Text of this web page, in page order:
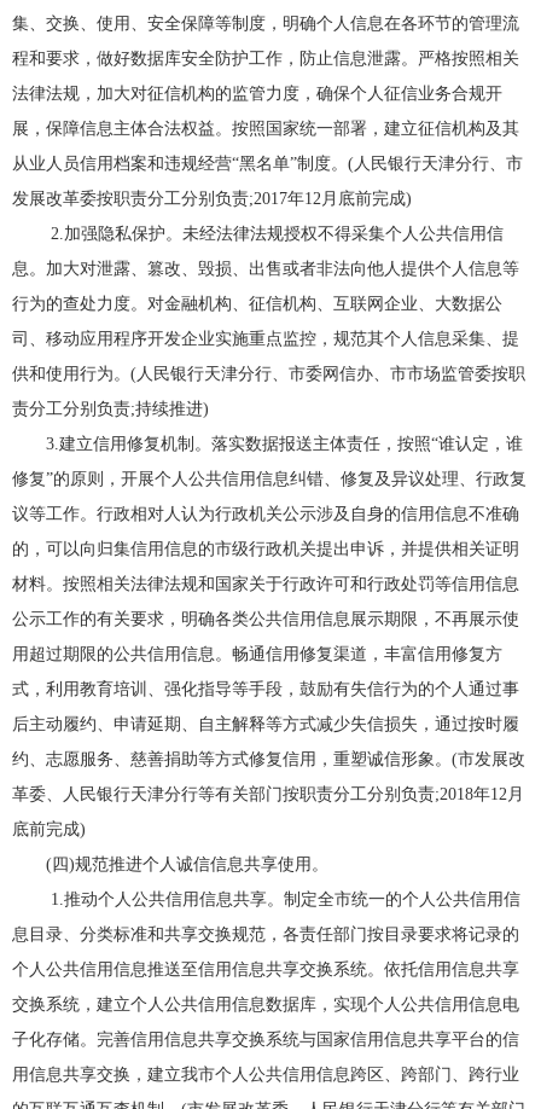
集、交换、使用、安全保障等制度，明确个人信息在各环节的管理流
程和要求，做好数据库安全防护工作，防止信息泄露。严格按照相关
法律法规，加大对征信机构的监管力度，确保个人征信业务合规开
展，保障信息主体合法权益。按照国家统一部署，建立征信机构及其
从业人员信用档案和违规经营“黑名单”制度。(人民银行天津分行、市
发展改革委按职责分工分别负责;2017年12月底前完成)
2.加强隐私保护。未经法律法规授权不得采集个人公共信用信
息。加大对泄露、篡改、毁损、出售或者非法向他人提供个人信息等
行为的查处力度。对金融机构、征信机构、互联网企业、大数据公
司、移动应用程序开发企业实施重点监控，规范其个人信息采集、提
供和使用行为。(人民银行天津分行、市委网信办、市市场监管委按职
责分工分别负责;持续推进)
3.建立信用修复机制。落实数据报送主体责任，按照“谁认定，谁
修复”的原则，开展个人公共信用信息纠错、修复及异议处理、行政复
议等工作。行政相对人认为行政机关公示涉及自身的信用信息不准确
的，可以向归集信用信息的市级行政机关提出申诉，并提供相关证明
材料。按照相关法律法规和国家关于行政许可和行政处罚等信用信息
公示工作的有关要求，明确各类公共信用信息展示期限，不再展示使
用超过期限的公共信用信息。畅通信用修复渠道，丰富信用修复方
式，利用教育培训、强化指导等手段，鼓励有失信行为的个人通过事
后主动履约、申请延期、自主解释等方式减少失信损失，通过按时履
约、志愿服务、慈善捐助等方式修复信用，重塑诚信形象。(市发展改
革委、人民银行天津分行等有关部门按职责分工分别负责;2018年12月
底前完成)
(四)规范推进个人诚信信息共享使用。
1.推动个人公共信用信息共享。制定全市统一的个人公共信用信
息目录、分类标准和共享交换规范，各责任部门按目录要求将记录的
个人公共信用信息推送至信用信息共享交换系统。依托信用信息共享
交换系统，建立个人公共信用信息数据库，实现个人公共信用信息电
子化存储。完善信用信息共享交换系统与国家信用信息共享平台的信
用信息共享交换，建立我市个人公共信用信息跨区、跨部门、跨行业